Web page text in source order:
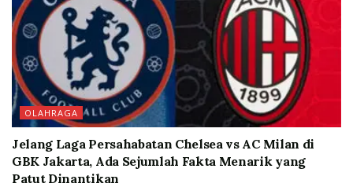
OLAHRAGA
Jelang Laga Persahabatan Chelsea vs AC Milan di
GBK Jakarta, Ada Sejumlah Fakta Menarik yang
Patut Dinantikan